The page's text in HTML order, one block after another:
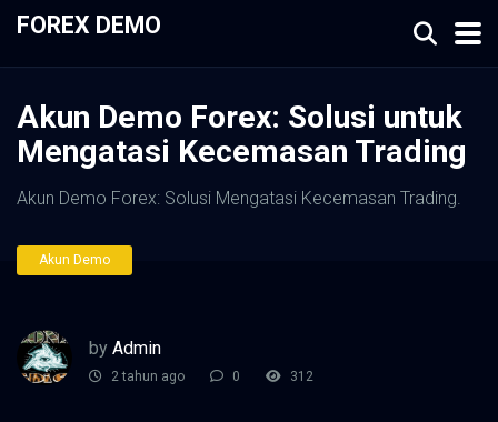
FOREX DEMO
Akun Demo Forex: Solusi untuk
Mengatasi Kecemasan Trading
Akun Demo Forex: Solusi Mengatasi Kecemasan Trading.
Akun Demo
by Admin
2 tahun ago 0 312